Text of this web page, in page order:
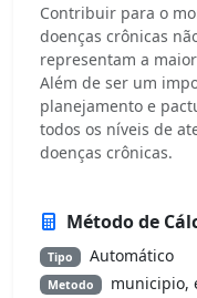
Contribuir para o
doenças crônicas
representam a
Além de ser um
planejamento e
todos os níveis de
doenças crônicas.
Método de
Tipo Automático
Metodo municipio,